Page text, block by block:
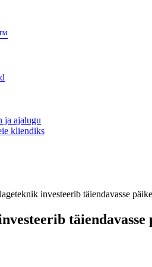
ja ajalugu
kliendiks
investeerib täiendavasse
täiendavasse